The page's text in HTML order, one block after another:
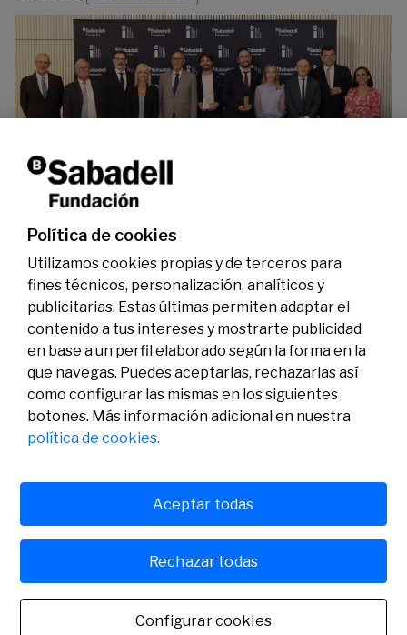
La Fundación Banco Sabadell reconoce a dos
investigadores en los ámbitos de la edición del
genoma y la energía limpia
07/07/2026 Premios
Legal
Aviso legal
Política de privacidad
Actividad
Convocatorias
Premios
Social
© Fundación Banco Sabadell 2024 todos los derechos
Política de cookies
Utilizamos cookies propias y de terceros para
fines técnicos, personalización, analíticos y
publicitarias. Estas últimas permiten adaptar el
contenido a tus intereses y mostrarte publicidad
en base a un perfil elaborado según la forma en la
que navegas. Puedes aceptarlas, rechazarlas así
como configurar las mismas en los siguientes
botones. Más información adicional en nuestra
política de cookies.
Configurar cookies
Rechazar todas
Aceptar todas